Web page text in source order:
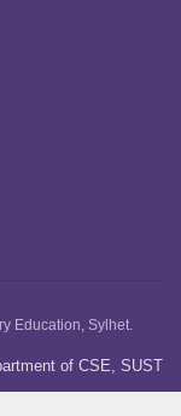
Education, Sylhet.
of CSE, SUST